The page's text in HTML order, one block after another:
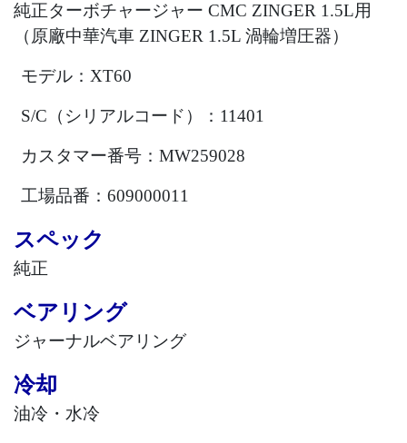
純正ターボチャージャー CMC ZINGER 1.5L用
（原廠中華汽車 ZINGER 1.5L 渦輪増圧器）
モデル： XT60
S/C （シリアルコード）： 11401
カスタマー番号： MW259028
工場品番： 609000011
スペック
純正
ベアリング
ジャーナルベアリング
冷却
油冷・水冷